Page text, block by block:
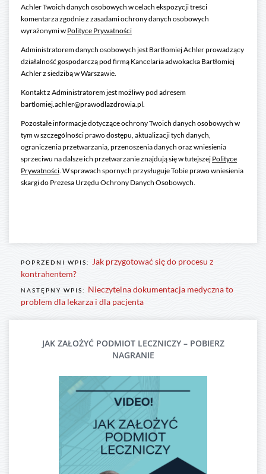
Achler Twoich danych osobowych w celach ekspozycji treści
komentarza zgodnie z zasadami ochrony danych osobowych
wyrażonymi w Polityce Prywatności
Administratorem danych osobowych jest Bartłomiej Achler prowadzący
działalność gospodarczą pod firmą Kancelaria adwokacka Bartłomiej
Achler z siedzibą w Warszawie.
Kontakt z Administratorem jest możliwy pod adresem
bartlomiej.achler@prawodlazdrowia.pl.
Pozostałe informacje dotyczące ochrony Twoich danych osobowych w
tym w szczególności prawo dostępu, aktualizacji tych danych,
ograniczenia przetwarzania, przenoszenia danych oraz wniesienia
sprzeciwu na dalsze ich przetwarzanie znajdują się w tutejszej Polityce
Prywatności . W sprawach spornych przysługuje Tobie prawo wniesienia
skargi do Prezesa Urzędu Ochrony Danych Osobowych.
POPRZEDNI WPIS:
Jak przygotować się do procesu z
kontrahentem?
NASTĘPNY WPIS: Nieczytelna dokumentacja medyczna to
problem dla lekarza i dla pacjenta
JAK ZAŁOŻYĆ PODMIOT LECZNICZY – POBIERZ
NAGRANIE